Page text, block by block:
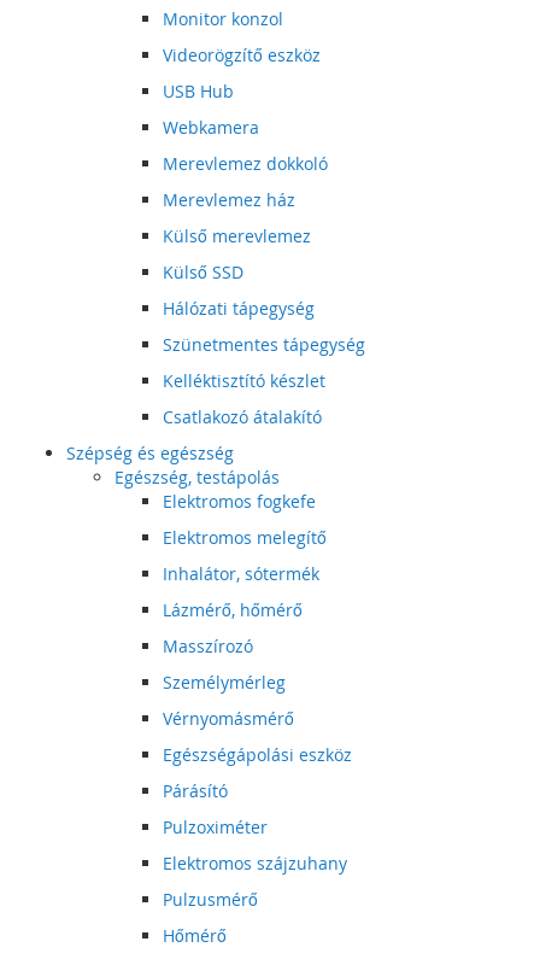
Monitor konzol
Videorögzítő eszköz
USB Hub
Webkamera
Merevlemez dokkoló
Merevlemez ház
Külső merevlemez
Külső SSD
Hálózati tápegység
Szünetmentes tápegység
Kelléktisztító készlet
Csatlakozó átalakító
Szépség és egészség
Egészség, testápolás
Elektromos fogkefe
Elektromos melegítő
Inhalátor, sótermék
Lázmérő, hőmérő
Masszírozó
Személymérleg
Vérnyomásmérő
Egészségápolási eszköz
Párásító
Pulzoximéter
Elektromos szájzuhany
Pulzusmérő
Hőmérő